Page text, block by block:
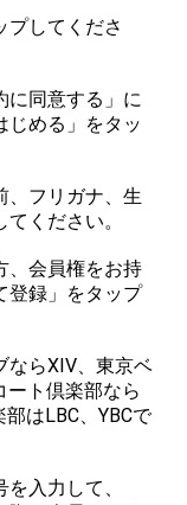
プしてくださ
に同意する」に
じめる」をタッ
、フリガナ、生
ください。
、会員権をお持
登録」をタップ
ならXIV、東京ベ
ート倶楽部なら
はLBC、YBCで
入力して、